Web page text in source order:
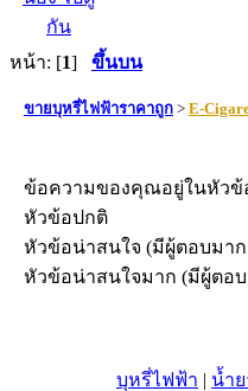
หน้า: [1] ขึ้นบน
ขายบุหรี่ไฟฟ้าราคาถูก> E-
ข้อความของคุณอยู่ในหัวข้
หัวข้อปกติ
หัวข้อน่าสนใจ (มีผู้ตอบมาก
หัวข้อน่าสนใจมาก (มีผู้ตอบ
บุหรี่ไฟฟ้า
น้ำ